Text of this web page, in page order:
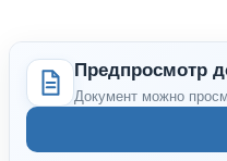
Предпросмотр
Документ можно